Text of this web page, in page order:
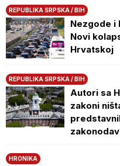
REPUBLIKA SRPSKA / BIH
Nezgode i
Novi
Hrvatskoj
REPUBLIKA SRPSKA / BIH
Autori sa
zakoni
HRONIKA